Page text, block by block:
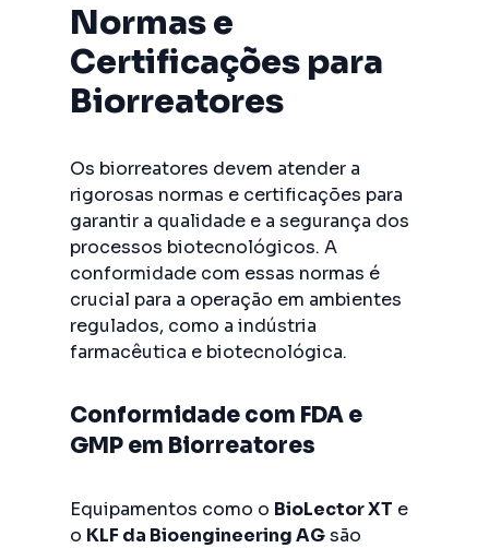
Normas e
Certificações para
Biorreatores
Os biorreatores devem atender a
rigorosas normas e certificações para
garantir a qualidade e a segurança dos
processos biotecnológicos. A
conformidade com essas normas é
crucial para a operação em ambientes
regulados, como a indústria
farmacêutica e biotecnológica.
Conformidade com FDA e
GMP em Biorreatores
Equipamentos como o BioLector XT e
o KLF da Bioengineering AGsão